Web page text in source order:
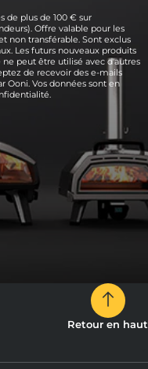
de plus de 100 € sur
Offre valable pour les
non transférable. Sont exclus
Les futurs nouveaux produits
peut être utilisé avec d'autres
de recevoir des e-mails
Ooni. Vos données sont en
Retour en haut